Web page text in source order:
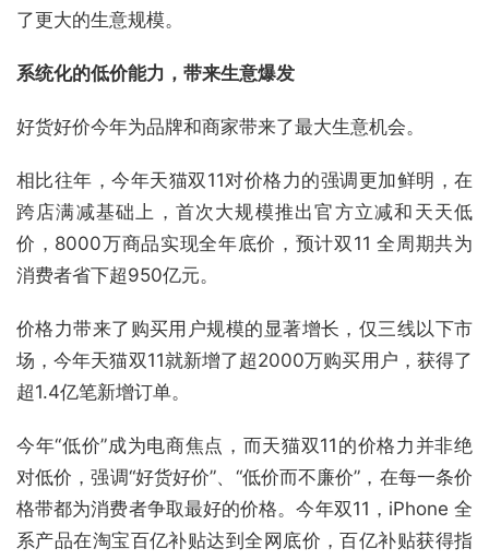
了更大的生意规模。
系统化的低价能力，带来生意爆发
好货好价今年为品牌和商家带来了最大生意机会。
相比往年，今年天猫双11对价格力的强调更加鲜明，在
跨店满减基础上，首次大规模推出官方立减和天天低
价，8000万商品实现全年底价，预计双11 全周期共为
消费者省下超950亿元。
价格力带来了购买用户规模的显著增长，仅三线以下市
场，今年天猫双11就新增了超2000万购买用户，获得了
超1.4亿笔新增订单。
今年“低价”成为电商焦点，而天猫双11的价格力并非绝
对低价，强调“好货好价”、“低价而不廉价”，在每一条价
格带都为消费者争取最好的价格。今年双11，iPhone 全
系产品在淘宝百亿补贴达到全网底价，百亿补贴获得指